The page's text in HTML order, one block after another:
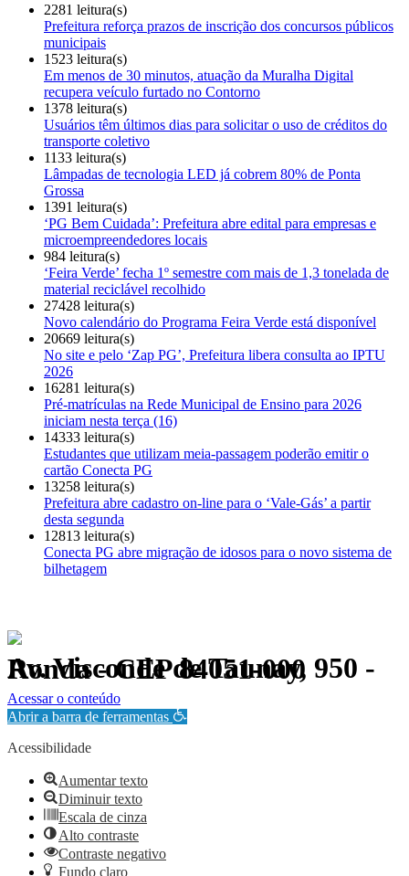
2281 leitura(s)
Prefeitura reforça prazos de inscrição dos concursos públicos
municipais
1523 leitura(s)
Em menos de 30 minutos, atuação da Muralha Digital
recupera veículo furtado no Contorno
1378 leitura(s)
Usuários têm últimos dias para solicitar o uso de créditos do
transporte coletivo
1133 leitura(s)
Lâmpadas de tecnologia LED já cobrem 80% de Ponta
Grossa
1391 leitura(s)
‘PG Bem Cuidada’: Prefeitura abre edital para empresas e
microempreendedores locais
984 leitura(s)
‘Feira Verde’ fecha 1º semestre com mais de 1,3 tonelada de
material reciclável recolhido
27428 leitura(s)
Novo calendário do Programa Feira Verde está disponível
20669 leitura(s)
No site e pelo ‘Zap PG’, Prefeitura libera consulta ao IPTU
2026
16281 leitura(s)
Pré-matrículas na Rede Municipal de Ensino para 2026
iniciam nesta terça (16)
14333 leitura(s)
Estudantes que utilizam meia-passagem poderão emitir o
cartão Conecta PG
13258 leitura(s)
Prefeitura abre cadastro on-line para o ‘Vale-Gás’ a partir
desta segunda
12813 leitura(s)
Conecta PG abre migração de idosos para o novo sistema de
bilhetagem
Av. Visconde de Taunay, 950 - Ronda - CEP 84051-000
Política de Privacidade.
Acessar o conteúdo
Abrir a barra de ferramentas
Acessibilidade
Aumentar texto
Diminuir texto
Escala de cinza
Alto contraste
Contraste negativo
Fundo claro